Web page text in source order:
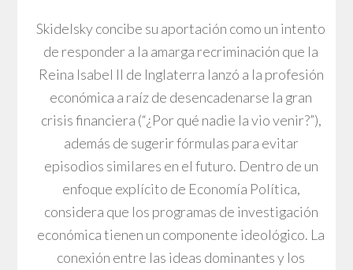
Skidelsky concibe su aportación como un intento
de responder a la amarga recriminación que la
Reina Isabel II de Inglaterra lanzó a la profesión
económica a raíz de desencadenarse la gran
crisis financiera (“¿Por qué nadie la vio venir?”),
además de sugerir fórmulas para evitar
episodios similares en el futuro. Dentro de un
enfoque explícito de Economía Política,
considera que los programas de investigación
económica tienen un componente ideológico. La
conexión entre las ideas dominantes y los